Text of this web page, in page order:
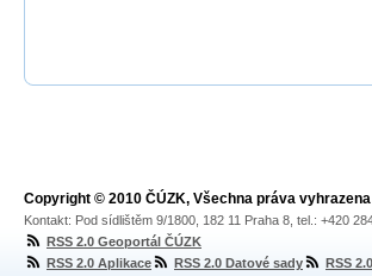
Copyright © 2010 ČÚZK, Všechna práva vyhrazena
Kontakt: Pod sídlištěm 9/1800, 182 11 Praha 8, tel.: +420
RSS 2.0 Geoportál ČÚZK
RSS 2.0 Aplikace
RSS 2.0 Datové sady RSS